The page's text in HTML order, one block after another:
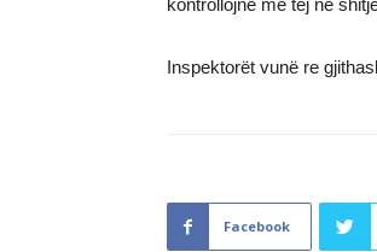
kontrollojnë më tej në
Inspektorët vunë re
Facebook